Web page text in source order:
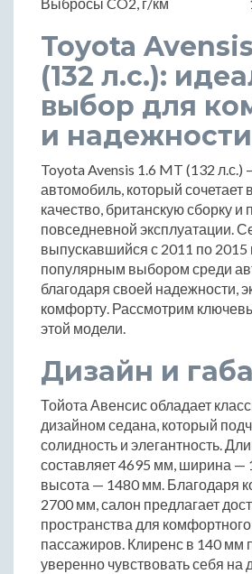
Toyota
(132 л.с.):
выбор для
и надежности
Toyota Avensis 1.6 MT (132 л.с.)
автомобиль, который сочетает
качество, британскую сборку и
повседневной эксплуатации.
выпускавшийся с 2011 по 2015
популярным выбором среди
благодаря своей надежности,
комфорту. Рассмотрим
этой модели.
Дизайн и
Тойота Авенсис обладает
дизайном седана, который
солидность и элегантность.
составляет 4695 мм, ширина —
высота — 1480 мм. Благодаря
2700 мм, салон предлагает
пространства для
пассажиров. Клиренс в 140 мм
уверенно чувствовать себя на